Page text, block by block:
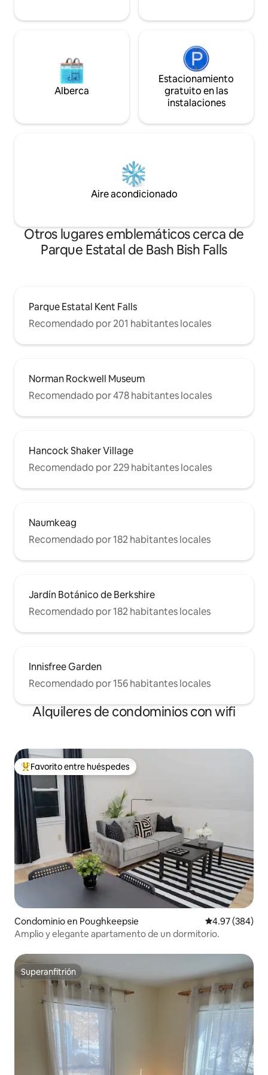
Alberca
Estacionamiento
gratuito en las
instalaciones
Aire acondicionado
Otros lugares emblemáticos cerca de
Parque Estatal de Bash Bish Falls
Parque Estatal Kent Falls
Recomendado por 201 habitantes locales
Norman Rockwell Museum
Recomendado por 478 habitantes locales
Hancock Shaker Village
Recomendado por 229 habitantes locales
Naumkeag
Recomendado por 182 habitantes locales
Jardín Botánico de Berkshire
Recomendado por 182 habitantes locales
Innisfree Garden
Recomendado por 156 habitantes locales
Alquileres de condominios con wifi
De los mejores en Favorito entre huéspedes
Favorito entre huéspedes
Condominio en Poughkeepsie Calificación
4.97 (384)
Amplio y elegante apartamento de un dormitorio.
Superanfitrión
Superanfitrión